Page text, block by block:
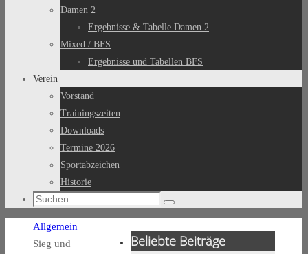
Damen 2
Ergebnisse & Tabelle Damen 2
Mixed / BFS
Ergebnisse und Tabellen BFS
Verein
Vorstand
Trainingszeiten
Downloads
Termine 2026
Sportabzeichen
Historie
Suchen
Suchen
Start
Allgemein
Sieg und
Beliebte Beiträge